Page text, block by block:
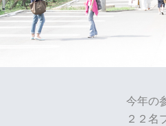
今年の
２２名